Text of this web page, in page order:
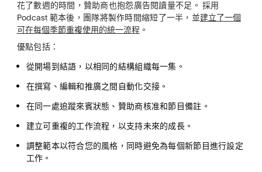
花了數週的時間，贊助商也抱怨廣告閱讀量不足。 採用
Podcast 範本後，團隊將製作時間縮短了一半，並建立了一個
可在每個季節重複使用的統一流程 。
優點包括：
從開場到結語，以相同的結構組織每一集。
在撰寫、編輯和推廣之間自動化交接。
在同一處追蹤來賓狀態、贊助商核准和節目備註。
建立可重複的工作流程，以支持未來的成長。
調整範本以符合您的風格，同時避免為每個新節目進行設定
工作。